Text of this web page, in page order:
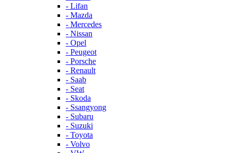
- Lifan
- Mazda
- Mercedes
- Nissan
- Opel
- Peugeot
- Porsche
- Renault
- Saab
- Seat
- Skoda
- Ssangyong
- Subaru
- Suzuki
- Toyota
- Volvo